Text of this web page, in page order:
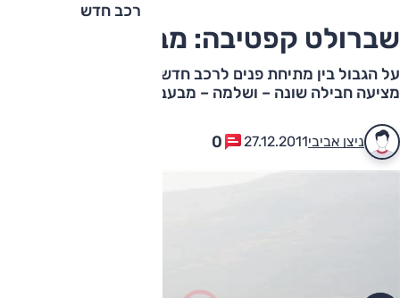
רכב חדש
שברולט קפטיבה: מבחן דרכים
על הגבול בין מתיחת פנים לרכב חדש, הקפטיבה המחודשת
מציעה חבילה שונה – ושלמה – מבעבר
ניצן אביבי27.12.2011
0